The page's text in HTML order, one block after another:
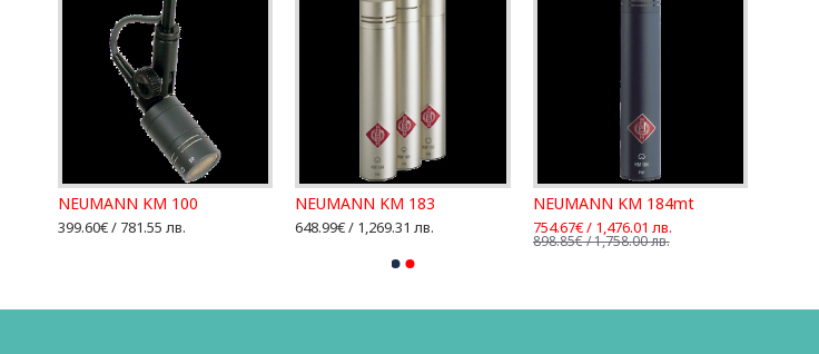
NEUMANN KM 100
399.60€ / 781.55 лв.
NEUMANN KM 183
648.99€ / 1,269.31 лв.
NEUMANN KM 184mt
754.67€ / 1,476.01 лв.
898.85€ / 1,758.00 лв.